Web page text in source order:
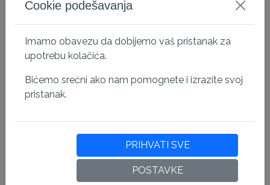
(abc.domain.com, 123.xyz.domain.xyz). Ako
Kompatibilno sa svim glavnim
Ovaj sertifikat ima najvišu kompatibilnost sa
pregledačima za mobilne i desktop uređaje, što
će smanjiti SSL upozorenja prilikom pristupa
sajtu.
Cookie podešavanja
Imamo obavezu da dobijemo vaš pristanak za
upotrebu kolačića.
Bićemo srećni ako nam pomognete i izrazite svoj
pristanak.
PRIHVATI SVE
POSTAVKE